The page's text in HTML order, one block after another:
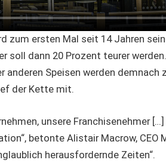
zum ersten Mal seit 14 Jahren
soll dann 20 Prozent teurer
anderen Speisen werden demnach
der Kette mit.
unsere Franchisenehmer
betonte Alistair Macrow, CEO
herausfordernde Zeiten“.